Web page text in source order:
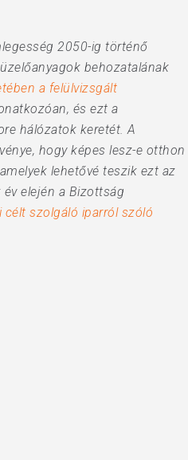
2050-ig történő
behozatalának
a felülvizsgált
és ezt a
hálózatok keretét. A
hogy képes lesz-e otthon
lehetővé teszik ezt az
elején a Bizottság
szolgáló iparról szóló